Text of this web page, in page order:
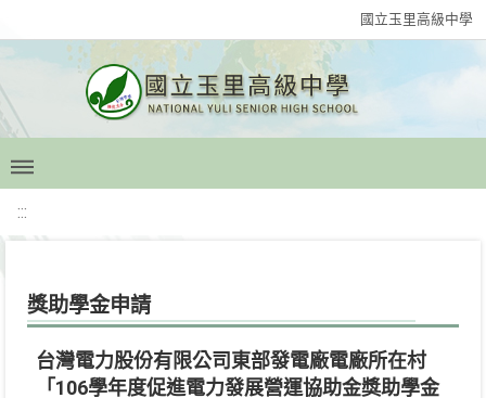
國立玉里高級中學
:::
獎助學金申請
台灣電力股份有限公司東部發電廠電廠所在村
「106學年度促進電力發展營運協助金獎助學金